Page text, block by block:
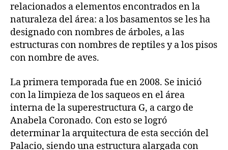
relacionados a elementos encontrados en la
naturaleza del área: a los basamentos se les ha
designado con nombres de árboles, a las
estructuras con nombres de reptiles y a los pisos
con nombre de aves.
La primera temporada fue en 2008. Se inició
con la limpieza de los saqueos en el área
interna de la superestructura G, a cargo de
Anabela Coronado. Con esto se logró
determinar la arquitectura de esta sección del
Palacio, siendo una estructura alargada con